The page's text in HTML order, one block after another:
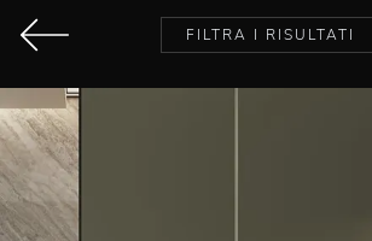
FILTRA I RISULTATI